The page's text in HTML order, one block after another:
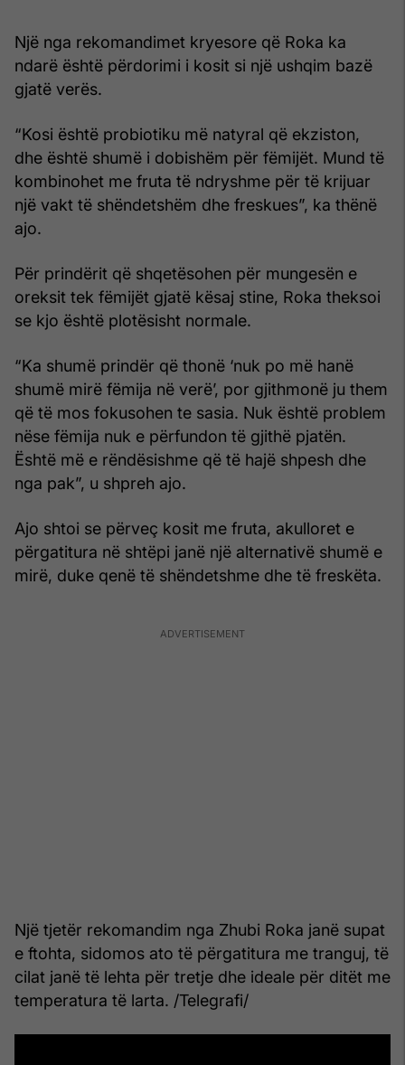
Një nga rekomandimet kryesore që Roka ka
ndarë është përdorimi i kosit si një ushqim bazë
gjatë verës.
“Kosi është probiotiku më natyral që ekziston,
dhe është shumë i dobishëm për fëmijët. Mund të
kombinohet me fruta të ndryshme për të krijuar
një vakt të shëndetshëm dhe freskues”, ka thënë
ajo.
Për prindërit që shqetësohen për mungesën e
oreksit tek fëmijët gjatë kësaj stine, Roka theksoi
se kjo është plotësisht normale.
“Ka shumë prindër që thonë ‘nuk po më hanë
shumë mirë fëmija në verë’, por gjithmonë ju them
që të mos fokusohen te sasia. Nuk është problem
nëse fëmija nuk e përfundon të gjithë pjatën.
Është më e rëndësishme që të hajë shpesh dhe
nga pak”, u shpreh ajo.
Ajo shtoi se përveç kosit me fruta, akulloret e
përgatitura në shtëpi janë një alternativë shumë e
mirë, duke qenë të shëndetshme dhe të freskëta.
Një tjetër rekomandim nga Zhubi Roka janë supat
e ftohta, sidomos ato të përgatitura me tranguj, të
cilat janë të lehta për tretje dhe ideale për ditët me
temperatura të larta. /Telegrafi/